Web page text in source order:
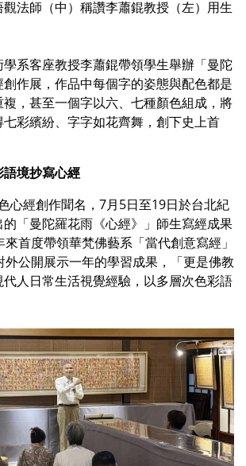
法師（中）稱讚李蕭錕教授（左）用生
系客座教授李蕭錕帶領學生舉辦「曼陀
作展，作品中每個字的姿態與配色都是
，甚至一個字以六、七種顏色組成，將
彩繽紛、字字如花齊舞，創下史上首
境抄寫心經
心經創作聞名，7月5日至19日於台北紀
「曼陀羅花雨《心經》」師生寫經成果
首度帶領華梵佛藝系「當代創意寫經」
公開展示一年的學習成果，「更是佛教
人日常生活視覺經驗，以多層次色彩語